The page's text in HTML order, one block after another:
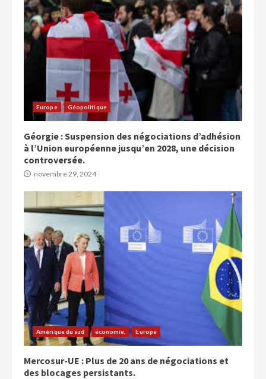
Europe Géopolitique
Géorgie : Suspension des négociations d’adhésion
à l’Union européenne jusqu’en 2028, une décision
controversée.
novembre 29, 2024
Amérique du sud économie, Europe
Mercosur-UE : Plus de 20 ans de négociations et
des blocages persistants.